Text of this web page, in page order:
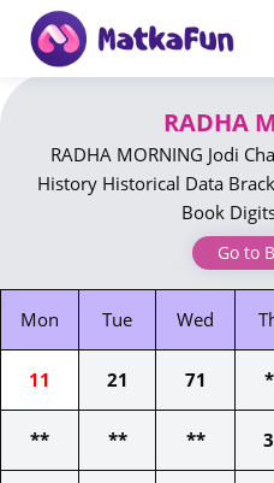
RADHA
RADHA MORNING Jodi
History Historical Data
Book
Go to
Mon Tue Wed
11 21 71
** ** **